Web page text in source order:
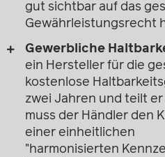
gut sichtbar auf das
Gewährleistungsrecht
Gewerbliche
ein Hersteller für die
kostenlose
zwei Jahren und teilt
muss der Händler den
einer einheitlichen
"harmonisierten